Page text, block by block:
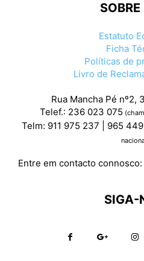
Estatuto
Ficha
Políticas de
Livro de
Rua Mancha Pé nº2,
Telef.: 236 023 075
Telm: 911 975 237 | 965
Entre em contacto connosco:
SIGA-